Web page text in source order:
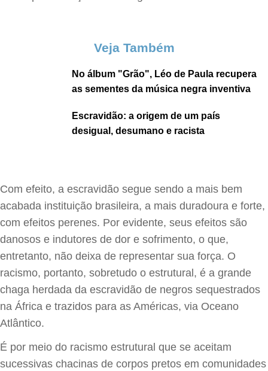
Veja Também
No álbum "Grão", Léo de Paula recupera
as sementes da música negra inventiva
Escravidão: a origem de um país
desigual, desumano e racista
Com efeito, a escravidão segue sendo a mais bem
acabada instituição brasileira, a mais duradoura e forte,
com efeitos perenes. Por evidente, seus efeitos são
danosos e indutores de dor e sofrimento, o que,
entretanto, não deixa de representar sua força. O
racismo, portanto, sobretudo o estrutural, é a grande
chaga herdada da escravidão de negros sequestrados
na África e trazidos para as Américas, via Oceano
Atlântico.
É por meio do racismo estrutural que se aceitam
sucessivas chacinas de corpos pretos em comunidades